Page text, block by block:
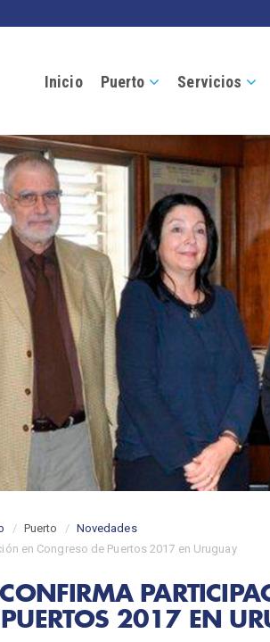
Inicio Puerto Servicios
Puerto
Novedades
en Congreso de Puertos 2017 en Uruguay
2017 EN